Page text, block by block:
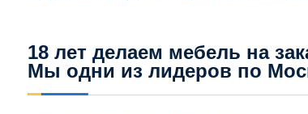
18 лет делаем мебель на
Мы одни из лидеров по